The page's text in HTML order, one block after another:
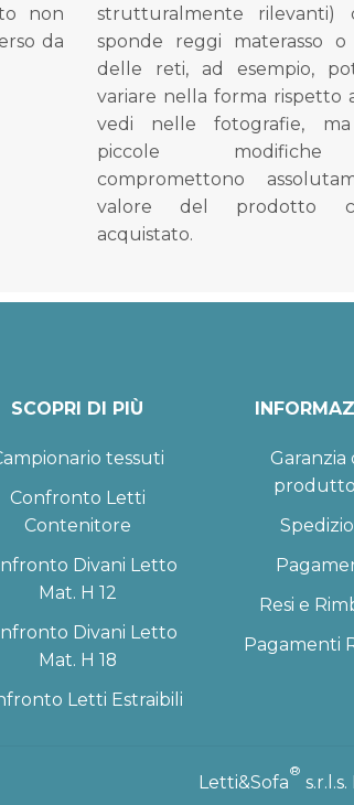
non
da
strutturalmente rilevanti)
sponde reggi materasso
delle reti, ad esempio,
variare nella forma rispetto
vedi nelle fotografie,
piccole
compromettono
valore del prodotto
acquistato.
SCOPRI DI PIÙ
tessuti
Confronto Letti
Contenitore
Divani Letto
Mat. H 12
Divani Letto
Mat. H 18
Letti Estraibili
Garanzia
Resi e
Pagamenti
Letti&Sofa
®